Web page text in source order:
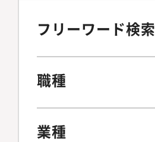
フリーワード検索
職種
業種